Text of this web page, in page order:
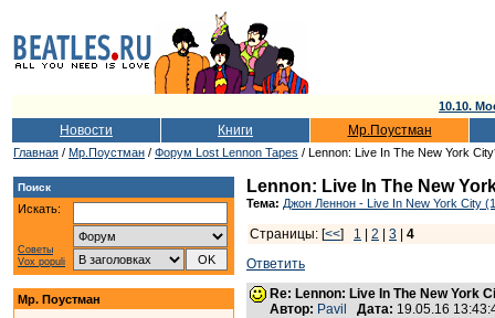
10.10.
Новости Книги Мр.Поустман
Главная / Мр.Поустман / Форум Lost Lennon Tapes / Lennon: Live In The New York
Поиск
Искать:
Советы
Vox populi
Мр. Поустман
Lennon: Live In The New
Тема: Джон Леннон - Live In New York City
Страницы: [<<] 1 2 3
4
Ответить
Re: Lennon: Live In The New York
Автор: Pavil Дата: 19.05.16